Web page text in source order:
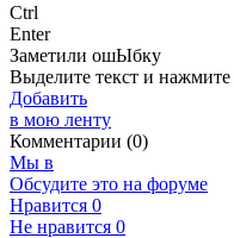
Ctrl
Enter
Заметили ошЫбку
Выделите текст и нажмите
Добавить
в мою ленту
Комментарии (0)
Мы в
Обсудите это на форуме
Нравится 0
Не нравится 0